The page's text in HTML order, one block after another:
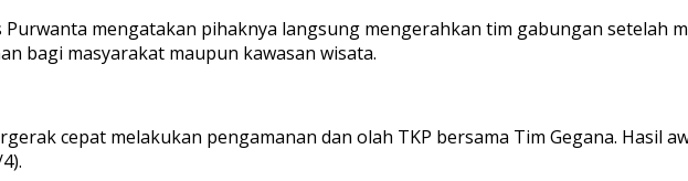
Purwanta mengatakan pihaknya langsung mengerahkan tim gabungan setelah
bagi masyarakat maupun kawasan wisata.
cepat melakukan pengamanan dan olah TKP bersama Tim Gegana. Hasil